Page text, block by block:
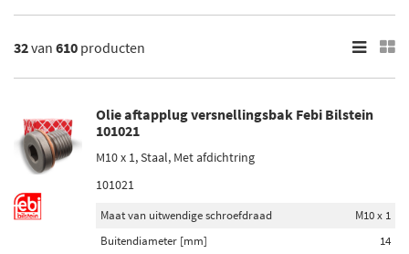
Citroën
×
Resultaten
×
Merken
Diederichs (10)
Blic (223)
32van 610 producten
Olie aftapplug versnellingsbak Febi Bilstein
101021
M10 x 1, Staal, Met afdichtring
101021
Maat van uitwendige schroefdraad
M10 x 1
Buitendiameter [mm]
14